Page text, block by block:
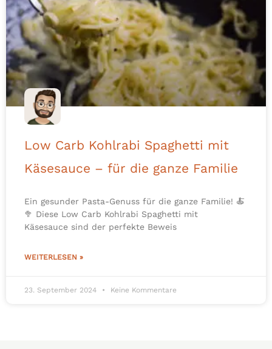
Low Carb Kohlrabi Spaghetti mit
Käsesauce – für die ganze Familie
Ein gesunder Pasta-Genuss für die ganze Familie! 🍝
🥦 Diese Low Carb Kohlrabi Spaghetti mit
Käsesauce sind der perfekte Beweis
WEITERLESEN »
23. September 2024 Keine Kommentare